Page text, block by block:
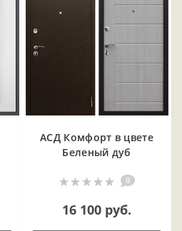
АСД Комфорт в цвете
Беленый дуб
0
16 100 руб.